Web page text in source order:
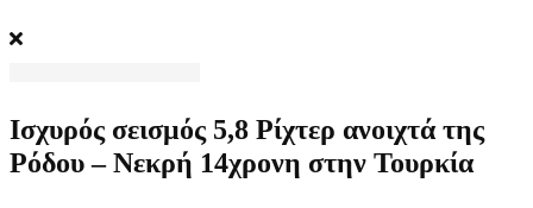
Ισχυρός σεισμός 5,8 Ρίχτερ ανοιχτά της
Ρόδου – Νεκρή 14χρονη στην Τουρκία